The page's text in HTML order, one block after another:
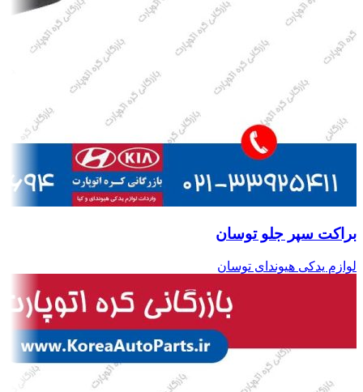
براکت سپر جلو توسان
لوازم یدکی هیوندای توسان